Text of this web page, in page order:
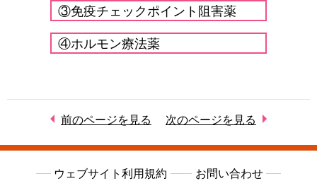
③免疫チェックポイント阻害薬
④ホルモン療法薬
前のページを見る 次のページを見る
ウェブサイト利用規約
お問い合わせ